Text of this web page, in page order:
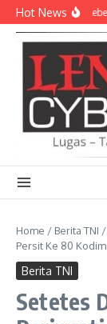
Lewati ke konten
Hot NewsPererat
Home / Berita TNI /
Persit Ke 80
Berita TNI
Setetes